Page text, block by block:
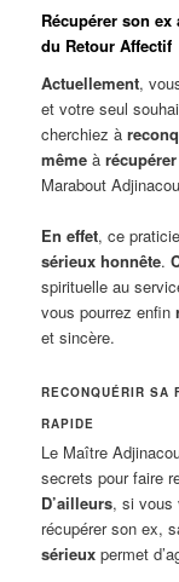
Récupérer son
du Retour Affectif
Actuellement,
et votre seul
cherchiez à
même à
Marabout
En effet, ce
sérieux honnête.
spirituelle au
vous pourrez enfin
et sincère.
RECONQUÉRIR SA
RAPIDE
Le Maître
secrets pour faire
D’ailleurs, si vous
récupérer son ex,
sérieux permet